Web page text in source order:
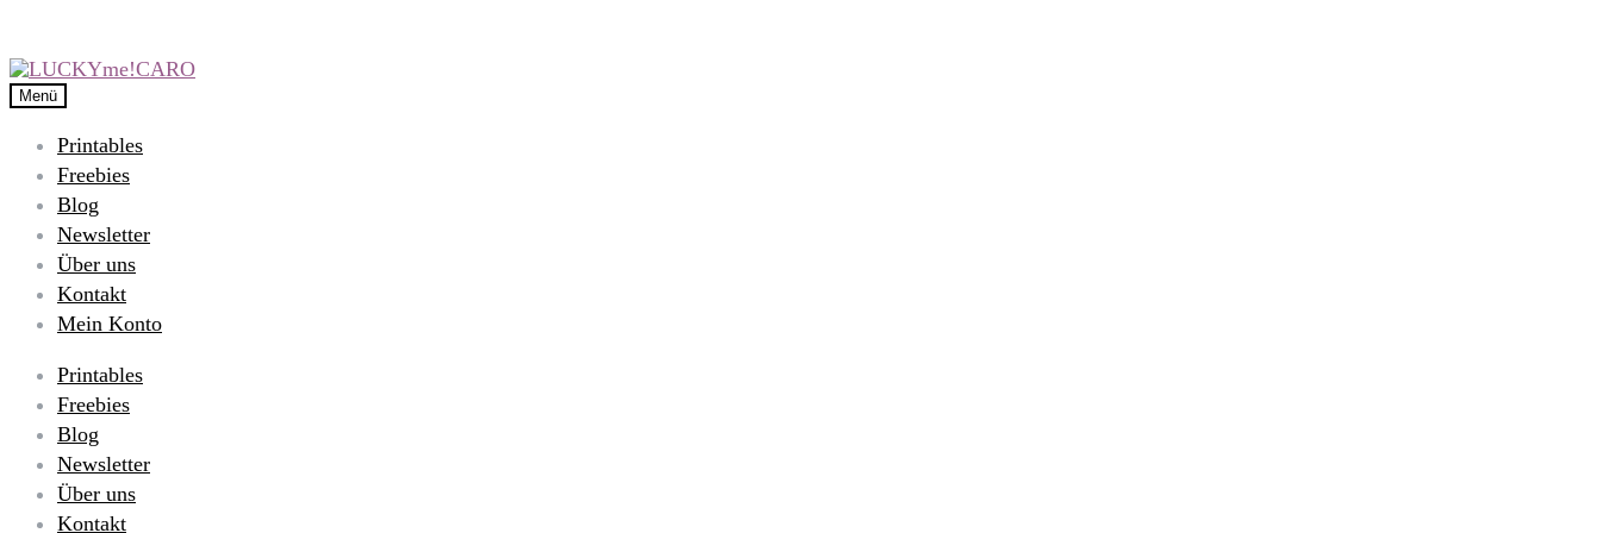
Menü
Printables
Freebies
Blog
Newsletter
Über uns
Kontakt
Mein Konto
Printables
Freebies
Blog
Newsletter
Über uns
Kontakt